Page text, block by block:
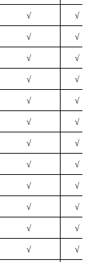
√ √
√ √
√ √
√ √
√ √
√ √
√ √
√ √
√ √
√ √
√ √
√ √